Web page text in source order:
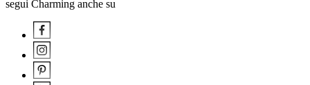
segui Charming anche su